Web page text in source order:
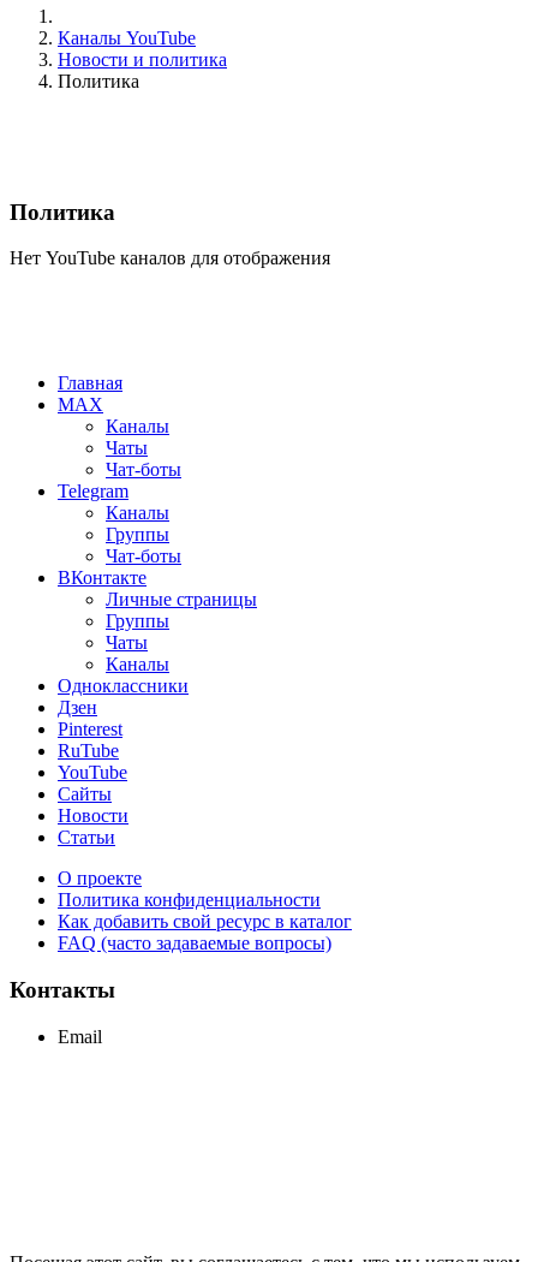
Каналы YouTube
Новости и политика
Политика
Политика
Нет YouTube каналов для отображения
Главная
MAX
Каналы
Чаты
Чат-боты
Telegram
Каналы
Группы
Чат-боты
ВКонтакте
Личные страницы
Группы
Чаты
Каналы
Одноклассники
Дзен
Pinterest
RuTube
YouTube
Сайты
Новости
Статьи
О проекте
Политика конфиденциальности
Как добавить свой ресурс в каталог
FAQ (часто задаваемые вопросы)
Контакты
Email